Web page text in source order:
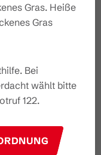
Gras. Heiße
Gras
Bei
wählt bitte
122.